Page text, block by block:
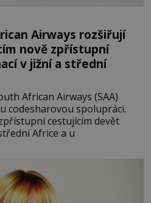
Airways rozšiřují
nově zpřístupní
v jižní a střední
African Airways (SAA)
codesharovou spolupráci.
cestujícím devět
Africe a u